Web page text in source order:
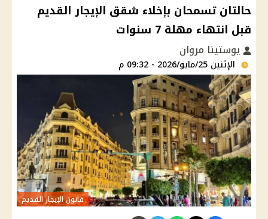
حالتان تسمحان بإخلاء شقق الإيجار القديم
قبل انتهاء مهلة 7 سنوات
يوستينا مروان
الإثنين 25/مايو/2026 - 09:32 م
قانون الإيجار القديم